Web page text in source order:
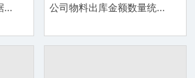
客户订单量产品生产数据库存管理统计表Excel模板 公司物料出库金额数量统计库存管理统计表Excel模板